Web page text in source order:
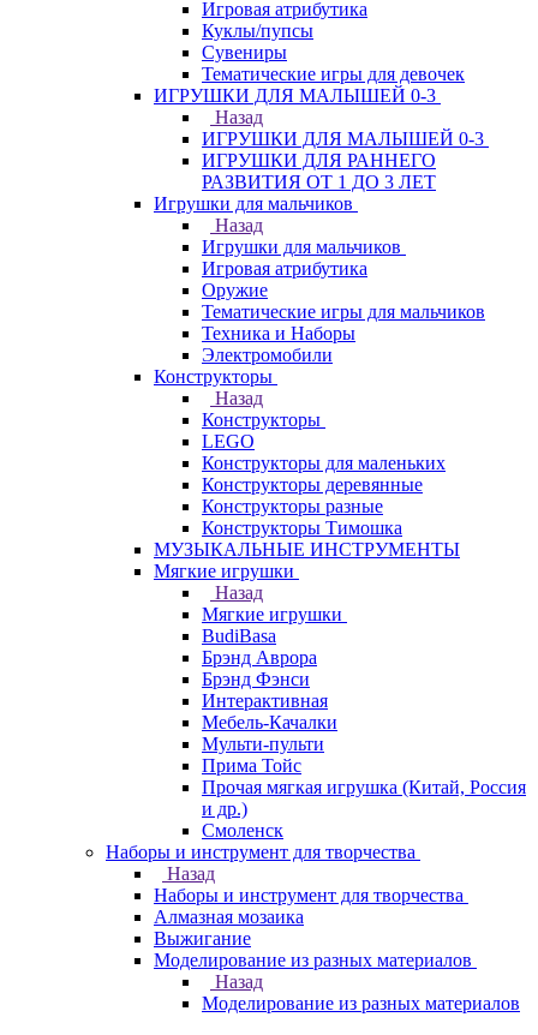
Игровая атрибутика
Куклы/пупсы
Сувениры
Тематические игры для девочек
ИГРУШКИ ДЛЯ МАЛЫШЕЙ 0-3
Назад
ИГРУШКИ ДЛЯ МАЛЫШЕЙ 0-3
ИГРУШКИ ДЛЯ РАННЕГО
РАЗВИТИЯ ОТ 1 ДО 3 ЛЕТ
Игрушки для мальчиков
Назад
Игрушки для мальчиков
Игровая атрибутика
Оружие
Тематические игры для мальчиков
Техника и Наборы
Электромобили
Конструкторы
Назад
Конструкторы
LEGO
Конструкторы для маленьких
Конструкторы деревянные
Конструкторы разные
Конструкторы Тимошка
МУЗЫКАЛЬНЫЕ ИНСТРУМЕНТЫ
Мягкие игрушки
Назад
Мягкие игрушки
BudiBasa
Брэнд Аврора
Брэнд Фэнси
Интерактивная
Мебель-Качалки
Мульти-пульти
Прима Тойс
Прочая мягкая игрушка (Китай, Россия
и др.)
Смоленск
Наборы и инструмент для творчества
Назад
Наборы и инструмент для творчества
Алмазная мозаика
Выжигание
Моделирование из разных материалов
Назад
Моделирование из разных материалов